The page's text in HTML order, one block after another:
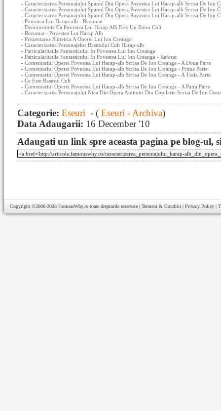
- Caracterizarea Personajului Spanul Din Opera Povestea Lui Harap-alb Scrisa De Ion
- Caracterizarea Personajului Spanul Din Opera Povestea Lui Harap-alb Scrisa De Ion
- Caracterizarea Personajului Spanul Din Opera Povestea Lui Harap-alb Scrisa De Ion
- Povestea Lui Harap-alb - Rezumat
- Demonstratie Ca Povestea Lui Harap Alb Este Un Basm Cult
- Rezumat - Povestea Lui Harap Alb
- Prezentarea Sintetica A Operei Lui Ion Creanga
- Caracterizarea Personajelor Basmului Cult Harap-alb
- Particularitatile Fantasticului In Povestea Lui Ion Creanga
- Particularitatile Fantasticului In Povestea Lui Ion Creanga - Referat
- Comentariul Operei Povestea Lui Harap-alb Scrisa De Ion Creanga - A Doua Parte
- Comentariul Operei Povestea Lui Harap-alb Scrisa De Ion Creanga - Prima Parte
- Comentariul Operei Povestea Lui Harap-alb Scrisa De Ion Creanga - A Treia Parte
- Ce Este Basmul Cult
- Comentariul Operei Povestea Lui Harap-alb Scrisa De Ion Creanga - A Patra Parte
- Caracterizarea Personajului Nica Din Opera Amintiri Din Copilarie Scrisa De Ion
Categorie: Eseuri - ( Eseuri - Archiva)
Data Adaugarii: 16 December '10
Adaugati un link spre aceasta pagina pe blog-ul,
Copyright ©2006-2026 FamousWhy.ro toate drepturile rezervate | Termeni & Conditii | Privacy Policy |